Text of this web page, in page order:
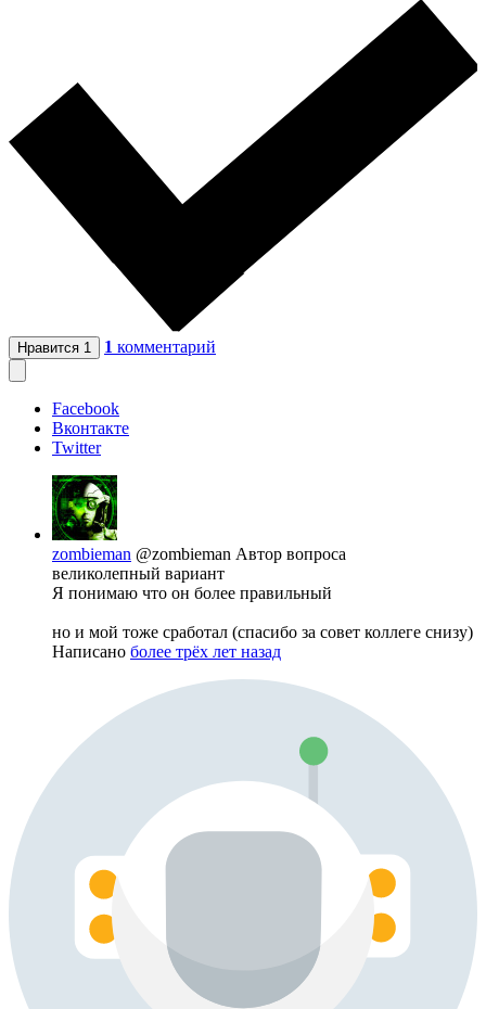
Нравится 1 1 комментарий
Facebook
Вконтакте
Twitter
zombieman @zombieman Автор вопроса
великолепный вариант
Я понимаю что он более правильный
но и мой тоже сработал (спасибо за совет коллеге снизу)
Написано более трёх лет назад